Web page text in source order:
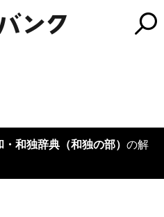
和独辞典（和独の部） の解